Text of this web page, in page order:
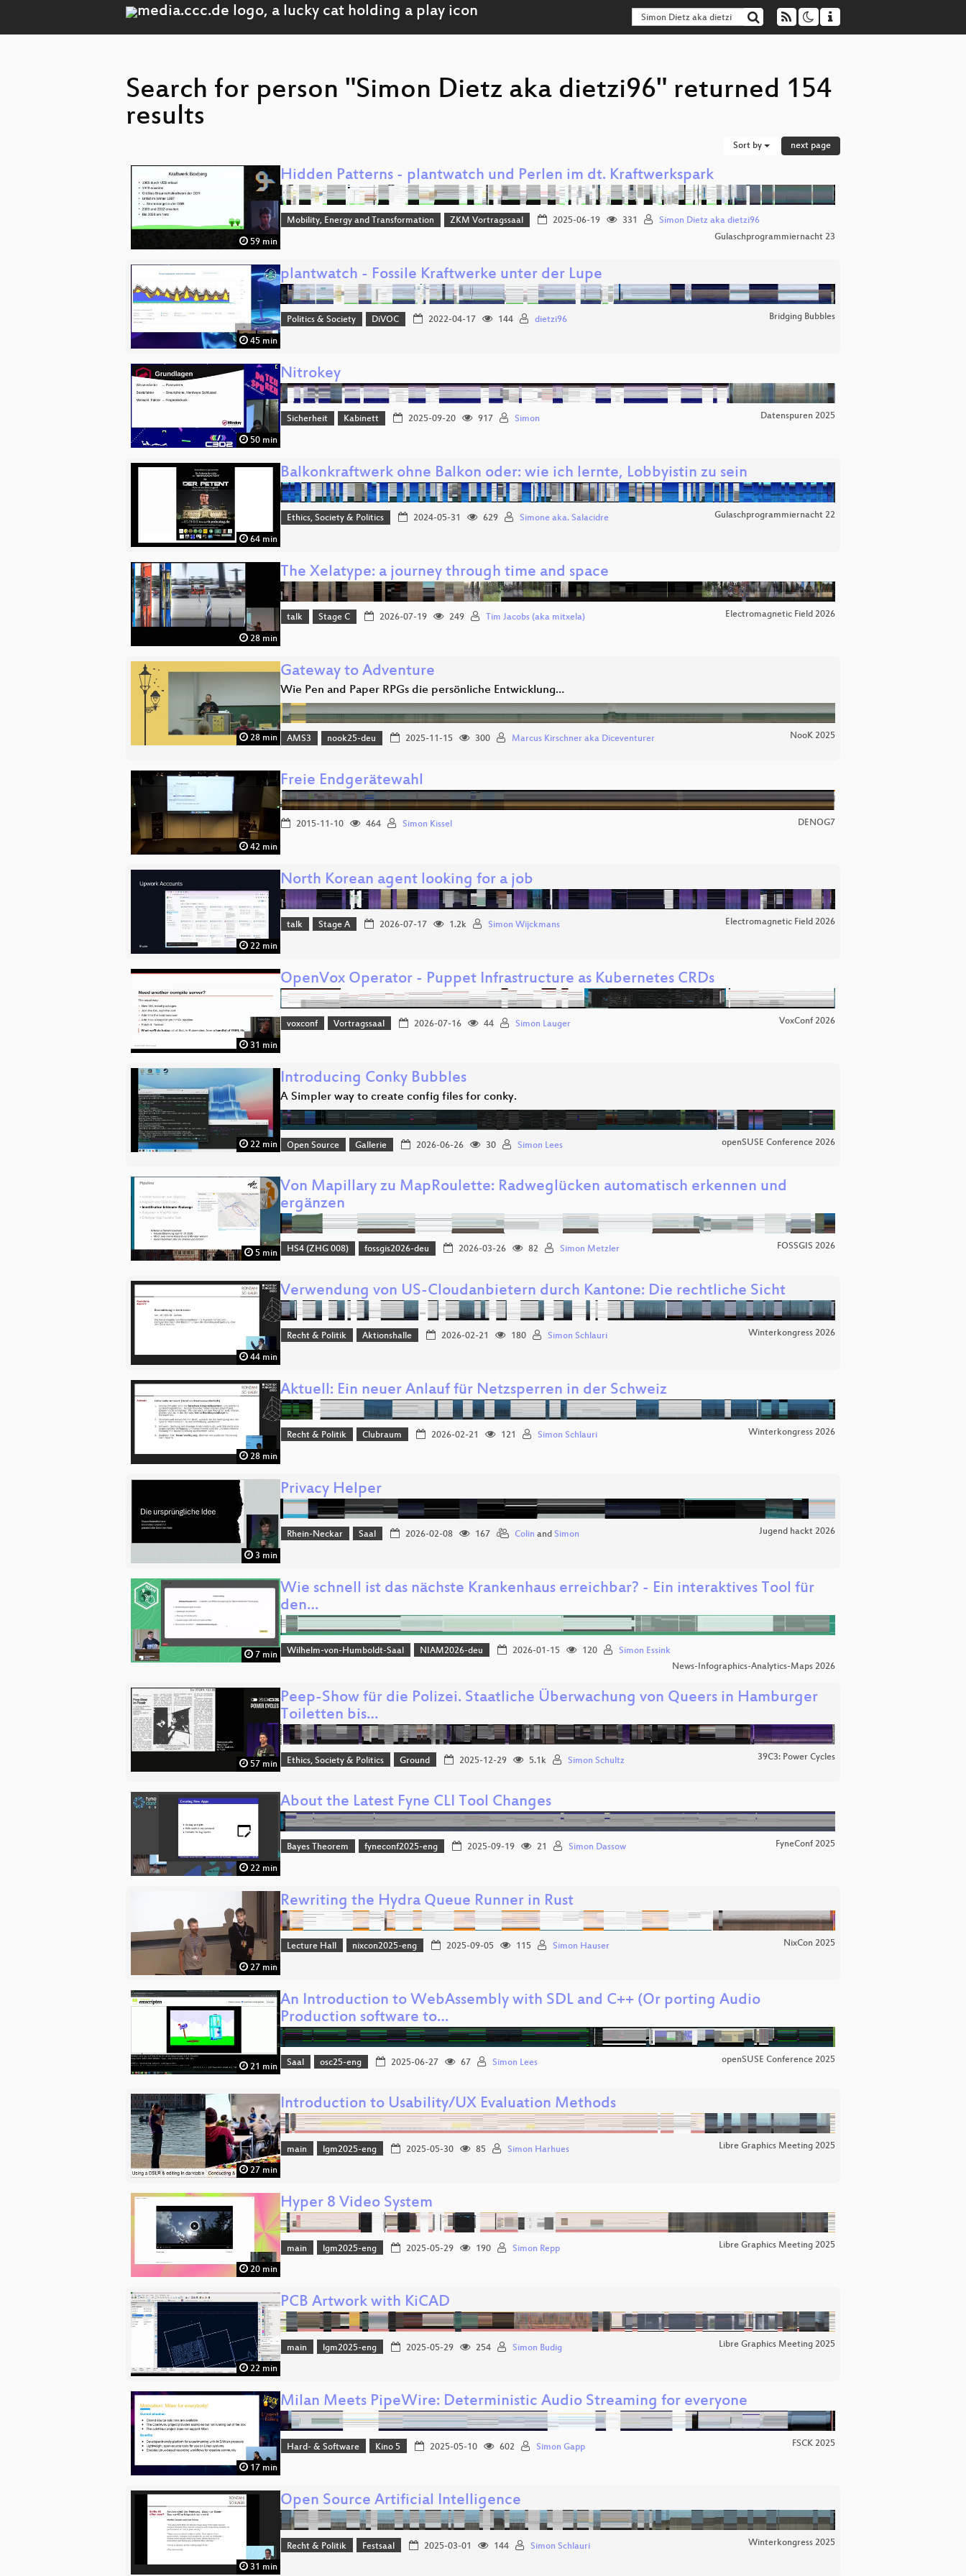
Search for person "Simon Dietz aka dietzi96" returned 154
results
Sort by next page
59 min
Hidden Patterns - plantwatch und Perlen im dt. Kraftwerkspark
Mobility, Energy and Transformation ZKM Vortragssaal 2025-06-19 331
Simon Dietz aka dietzi96
Gulaschprogrammiernacht 23
45 min
plantwatch - Fossile Kraftwerke unter der Lupe
Politics & Society DiVOC 2022-04-17 144 dietzi96 Bridging Bubbles
50 min
Nitrokey
Sicherheit Kabinett 2025-09-20 917 Simon Datenspuren 2025
64 min
Balkonkraftwerk ohne Balkon oder: wie ich lernte, Lobbyistin zu sein
Ethics, Society & Politics 2024-05-31 629 Simone aka. Salacidre Gulaschprogrammiernacht 22
28 min
The Xelatype: a journey through time and space
talk Stage C 2026-07-19 249 Tim Jacobs (aka mitxela) Electromagnetic Field 2026
28 min
Gateway to Adventure
Wie Pen and Paper RPGs die persönliche Entwicklung…
AMS3 nook25-deu 2025-11-15 300 Marcus Kirschner aka Diceventurer NooK 2025
42 min
Freie Endgerätewahl
2015-11-10 464 Simon Kissel DENOG7
22 min
North Korean agent looking for a job
talk Stage A 2026-07-17 1.2k Simon Wijckmans Electromagnetic Field 2026
31 min
OpenVox Operator - Puppet Infrastructure as Kubernetes CRDs
voxconf Vortragssaal 2026-07-16 44 Simon Lauger VoxConf 2026
22 min
Introducing Conky Bubbles
A Simpler way to create config files for conky.
Open Source Gallerie 2026-06-26 30 Simon Lees openSUSE Conference 2026
5 min
Von Mapillary zu MapRoulette: Radweglücken automatisch erkennen und
ergänzen
HS4 (ZHG 008) fossgis2026-deu 2026-03-26 82 Simon Metzler FOSSGIS 2026
44 min
Verwendung von US-Cloudanbietern durch Kantone: Die rechtliche Sicht
Recht & Politik Aktionshalle 2026-02-21 180 Simon Schlauri Winterkongress 2026
28 min
Aktuell: Ein neuer Anlauf für Netzsperren in der Schweiz
Recht & Politik Clubraum 2026-02-21 121 Simon Schlauri Winterkongress 2026
3 min
Privacy Helper
Rhein-Neckar Saal 2026-02-08 167 Colin and Simon Jugend hackt 2026
7 min
Wie schnell ist das nächste Krankenhaus erreichbar? - Ein interaktives Tool für
den…
Wilhelm-von-Humboldt-Saal NIAM2026-deu 2026-01-15 120
Simon Essink
News-Infographics-Analytics-Maps 2026
57 min
Peep-Show für die Polizei. Staatliche Überwachung von Queers in Hamburger
Toiletten bis…
Ethics, Society & Politics Ground 2025-12-29 5.1k Simon Schultz 39C3: Power Cycles
22 min
About the Latest Fyne CLI Tool Changes
Bayes Theorem fyneconf2025-eng 2025-09-19 21 Simon Dassow FyneConf 2025
27 min
Rewriting the Hydra Queue Runner in Rust
Lecture Hall nixcon2025-eng 2025-09-05 115 Simon Hauser NixCon 2025
21 min
An Introduction to WebAssembly with SDL and C++ (Or porting Audio
Production software to…
Saal osc25-eng 2025-06-27 67 Simon Lees openSUSE Conference 2025
27 min
Introduction to Usability/UX Evaluation Methods
main lgm2025-eng 2025-05-30 85 Simon Harhues Libre Graphics Meeting 2025
20 min
Hyper 8 Video System
main lgm2025-eng 2025-05-29 190 Simon Repp Libre Graphics Meeting 2025
22 min
PCB Artwork with KiCAD
main lgm2025-eng 2025-05-29 254 Simon Budig Libre Graphics Meeting 2025
17 min
Milan Meets PipeWire: Deterministic Audio Streaming for everyone
Hard- & Software Kino 5 2025-05-10 602 Simon Gapp FSCK 2025
31 min
Open Source Artificial Intelligence
Recht & Politik Festsaal 2025-03-01 144 Simon Schlauri Winterkongress 2025